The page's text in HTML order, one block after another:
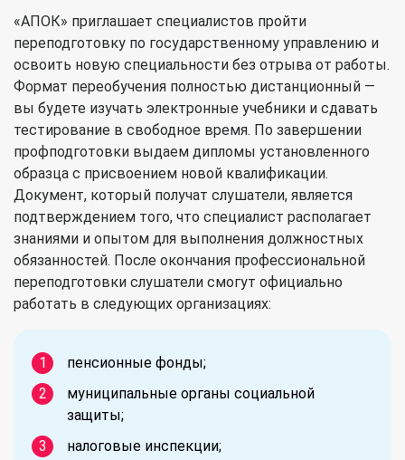
«АПОК» приглашает специалистов пройти
переподготовку по государственному управлению и
освоить новую специальности без отрыва от работы.
Формат переобучения полностью дистанционный —
вы будете изучать электронные учебники и сдавать
тестирование в свободное время. По завершении
профподготовки выдаем дипломы установленного
образца с присвоением новой квалификации.
Документ, который получат слушатели, является
подтверждением того, что специалист располагает
знаниями и опытом для выполнения должностных
обязанностей. После окончания профессиональной
переподготовки слушатели смогут официально
работать в следующих организациях:
пенсионные фонды;
муниципальные органы социальной
защиты;
налоговые инспекции;